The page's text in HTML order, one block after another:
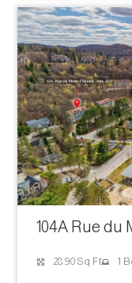
104A Rue
28.90 Sq Ft 1